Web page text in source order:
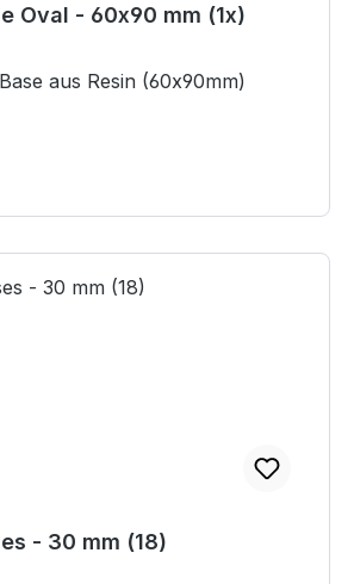
Oval - 60x90 mm (1x)
Base aus Resin (60x90mm)
- 30 mm (18)